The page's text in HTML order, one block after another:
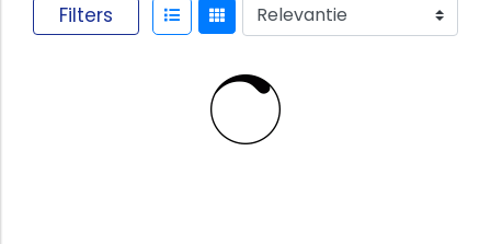
Filters